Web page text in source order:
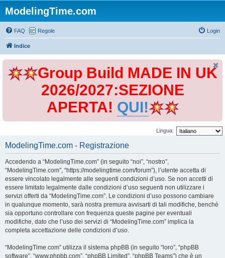
ModelingTime.com
FAQ Regole Login
Indice
Group Build MADE IN UK
2026/2027:SEZIONE
APERTA! QUI!
Lingua:
ModelingTime.com - Registrazione
Accedendo a “ModelingTime.com” (in seguito “noi”, “nostro”,
“ModelingTime.com”, “https://modelingtime.com/forum”), l’utente accetta di
essere vincolato legalmente alle seguenti condizioni d’uso. Se non accetti di
essere limitato legalmente dalle condizioni d’uso seguenti non utilizzare i
servizi offerti da “ModelingTime.com”. Le condizioni d’uso possono cambiare
in qualunque momento, sarà nostra premura avvisarti di tali modifiche, benché
sia opportuno controllare con frequenza queste pagine per eventuali
modifiche, dato che l’uso dei servizi di “ModelingTime.com” implica la
completa accettazione delle condizioni d’uso.
“ModelingTime.com” utilizza il sistema phpBB (in seguito “loro”, “phpBB
software”, “www.phpbb.com”, “phpBB Limited”, “phpBB Teams”) che è un